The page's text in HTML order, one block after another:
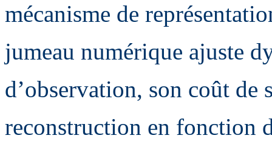
mécanisme de
jumeau numérique ajuste
d’observation, son coût de
reconstruction en fonction